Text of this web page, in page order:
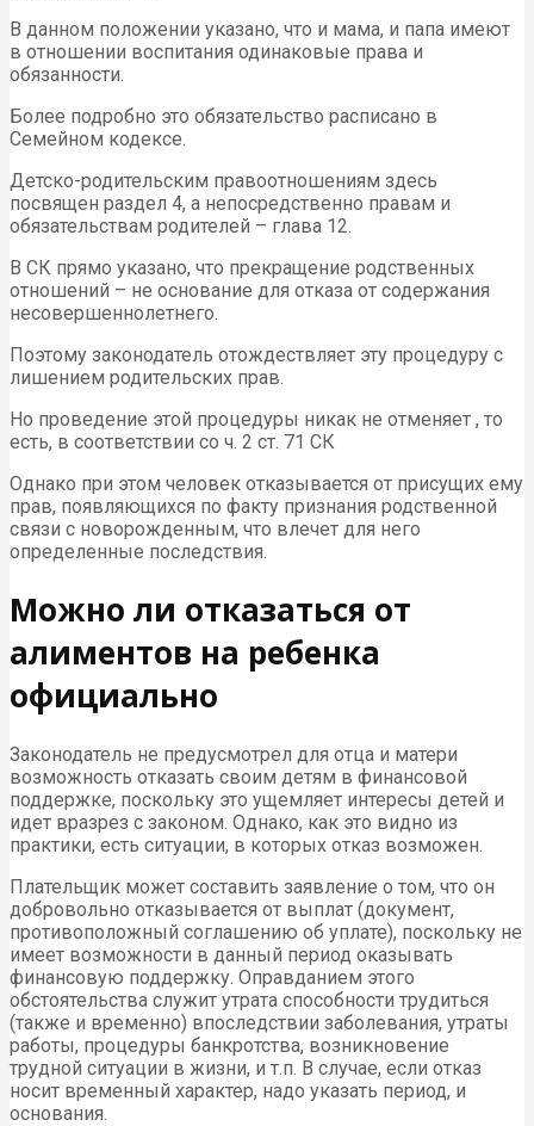
В данном положении указано, что и мама, и папа имеют
в отношении воспитания одинаковые права и
обязанности.
Более подробно это обязательство расписано в
Семейном кодексе.
Детско-родительским правоотношениям здесь
посвящен раздел 4, а непосредственно правам и
обязательствам родителей – глава 12.
В СК прямо указано, что прекращение родственных
отношений – не основание для отказа от содержания
несовершеннолетнего.
Поэтому законодатель отождествляет эту процедуру с
лишением родительских прав.
Но проведение этой процедуры никак не отменяет , то
есть, в соответствии со ч. 2 ст. 71 СК
Однако при этом человек отказывается от присущих ему
прав, появляющихся по факту признания родственной
связи с новорожденным, что влечет для него
определенные последствия.
Можно ли отказаться от
алиментов на ребенка
официально
Законодатель не предусмотрел для отца и матери
возможность отказать своим детям в финансовой
поддержке, поскольку это ущемляет интересы детей и
идет вразрез с законом. Однако, как это видно из
практики, есть ситуации, в которых отказ возможен.
Плательщик может составить заявление о том, что он
добровольно отказывается от выплат (документ,
противоположный соглашению об уплате), поскольку не
имеет возможности в данный период оказывать
финансовую поддержку. Оправданием этого
обстоятельства служит утрата способности трудиться
(также и временно) впоследствии заболевания, утраты
работы, процедуры банкротства, возникновение
трудной ситуации в жизни, и т.п. В случае, если отказ
носит временный характер, надо указать период, и
основания.